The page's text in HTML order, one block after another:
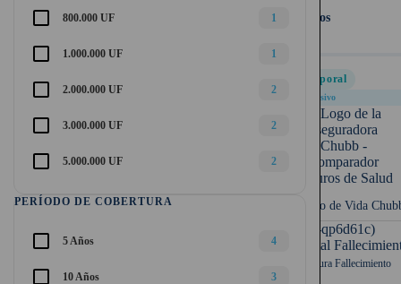
1
800.000 UF
1
1.000.000 UF
2
2.000.000 UF
2
3.000.000 UF
2
5.000.000 UF
PERÍODO DE COBERTURA
4
5 Años
3
10 Años
10 años
Temporal
Exclusivo
Seguro de Vida
UF (-qp6d61c)
Capital
Cobertura Fallecimiento